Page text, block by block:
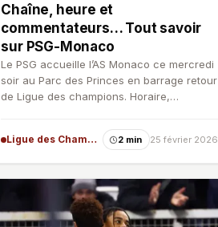
Chaîne, heure et
commentateurs… Tout savoir
sur PSG-Monaco
Le PSG accueille l’AS Monaco ce mercredi
soir au Parc des Princes en barrage retour
de Ligue des champions. Horaire,
Ligue des Champions 2 min 25 février 2026